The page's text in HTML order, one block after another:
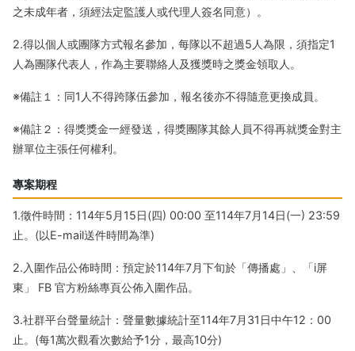
之未成年者，須經法定監護人或代理人簽名同意）。
2.得以個人或團隊方式報名參加，每隊以不超過5人為限，須指定1
人為團隊代表人，作為主要聯絡人及獲獎時之獎金領取人。
※備註１：同1人不得跨隊伍參加，報名後亦不得隨意更換成員。
※備註２：得獎獎金一經發送，得獎團隊其餘人員不得再就獎金對主
辦單位主張任何權利。
專案期程
1.徵件時間：114年5月15日(四) 00:00 至114年7月14日(一) 23:59
止。(以E-mail送件時間為準)
2.入圍作品公佈時間：預定於114年7月下旬於「傳播處」、「i屏
東」 FB 官方粉絲專頁公佈入圍作品。
3.社群平台聲量統計：聲量數據統計至114年7月31日中午12：00
止。(每1萬次觀看次數給予1分，最高10分)